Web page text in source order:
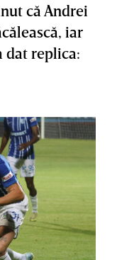
că Andrei
iar
dat replica: